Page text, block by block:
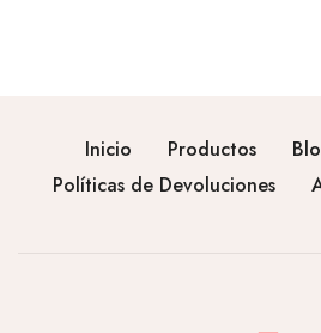
Inicio Productos
Políticas de Devoluciones